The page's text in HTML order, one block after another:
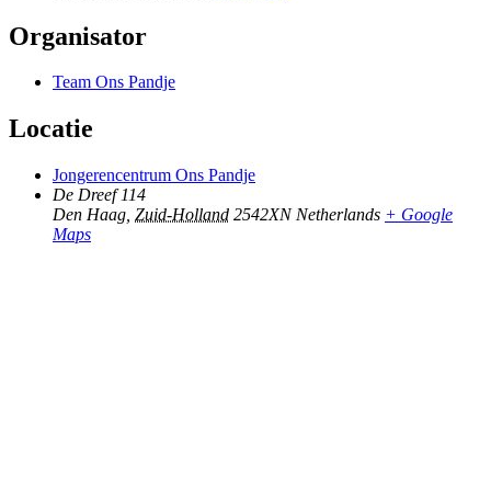
Organisator
Team Ons Pandje
Locatie
Jongerencentrum Ons Pandje
De Dreef 114
Den Haag Zuid-Holland 2542XN Netherlands + Google
Maps